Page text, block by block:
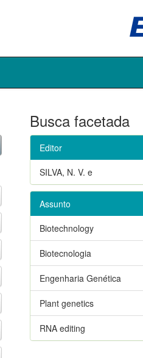
Busca facetada
Editor
SILVA, N. V. e
Assunto
Biotechnology
Biotecnologia
Engenharia Genética
Plant genetics
RNA editing